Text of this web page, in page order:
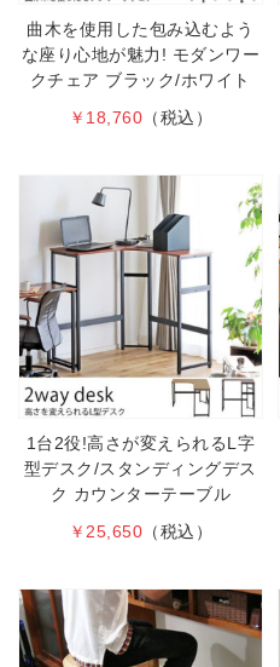
曲木を使用した包み込むよう
な座り心地が魅力! モダンワー
クチェア ブラック/ホワイト
￥18,760 （税込）
1台2役!高さが変えられるL字
型デスク/スタンディングデス
ク カウンターテーブル
￥25,650 （税込）